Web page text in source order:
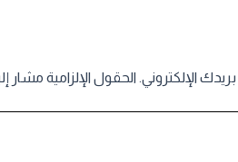
الإلكتروني. الحقول الإلزامية مشار